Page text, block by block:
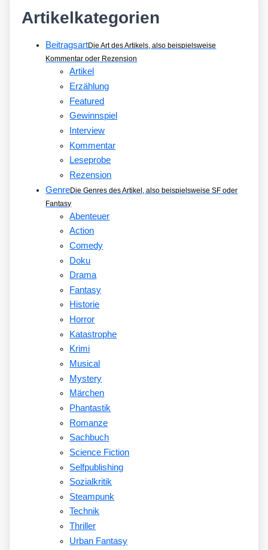
Artikelkategorien
BeitragsartDie Art des Artikels, also beispielsweise
Kommentar oder Rezension
Artikel
Erzählung
Featured
Gewinnspiel
Interview
Kommentar
Leseprobe
Rezension
GenreDie Genres des Artikel, also beispielsweise SF oder
Fantasy
Abenteuer
Action
Comedy
Doku
Drama
Fantasy
Historie
Horror
Katastrophe
Krimi
Musical
Mystery
Märchen
Phantastik
Romanze
Sachbuch
Science Fiction
Selfpublishing
Sozialkritik
Steampunk
Technik
Thriller
Urban Fantasy